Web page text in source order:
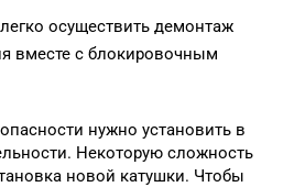
осуществить демонтаж
вместе с блокировочным
нужно установить в
Некоторую сложность
новой катушки. Чтобы